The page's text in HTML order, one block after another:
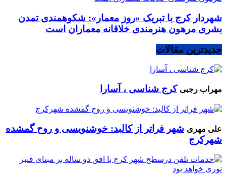
شهردار کرج با تبریک «روز معمار»: شکوهمندی تمدن
بشری مرهون هنرمندی خلاقانه معماران است
جدیدترین مقالات
مهراب رجبی کرج شناسی ، آسارا
علی مهری شهر فراتر از کالبد: خوشنویسی و روح گمشده
شهرکرج